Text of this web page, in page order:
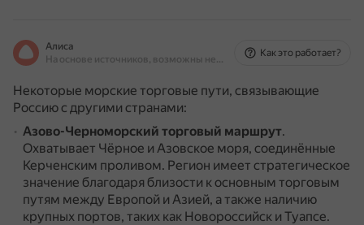
Алиса
На основе источников, возможны неточности
Как это работает?
Некоторые морские торговые пути, связывающие
Россию с другими странами:
Азово-Черноморский торговый маршрут.
Охватывает Чёрное и Азовское моря, соединённые
Керченским проливом. Регион имеет стратегическое
значение благодаря близости к основным торговым
путям между Европой и Азией, а также наличию
крупных портов, таких как Новороссийск и Туапсе.